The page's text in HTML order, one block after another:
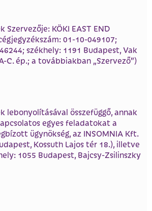
KÖKI EAST END
01-10-049107;
székhely: 1191 Budapest, Vak
C. ép.; a továbbiakban „Szervező”)
lebonyolításával összefüggő, annak
egyes feladatokat a
ügynökség, az INSOMNIA Kft.
Kossuth Lajos tér 18.), illetve
1055 Budapest, Bajcsy-Zsilinszky